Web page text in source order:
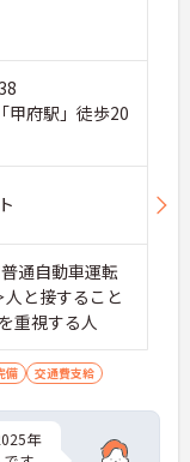
甲府駅」徒歩20
通自動車運転
と接すること
重視する人
備 交通費支給
年